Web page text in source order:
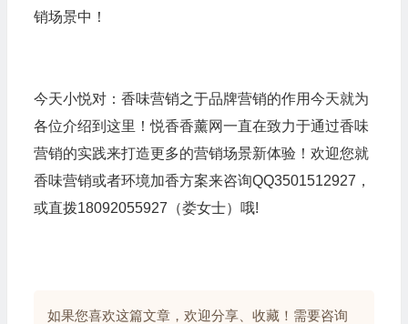
销场景中！
今天小悦对：香味营销之于品牌营销的作用今天就为
各位介绍到这里！悦香香薰网一直在致力于通过香味
营销的实践来打造更多的营销场景新体验！欢迎您就
香味营销或者环境加香方案来咨询QQ3501512927，
或直拨18092055927（娄女士）哦!
如果您喜欢这篇文章，欢迎分享、收藏！需要咨询